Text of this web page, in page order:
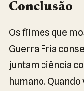
Conclusão
Os filmes que
Guerra Fria
juntam ciência
humano.